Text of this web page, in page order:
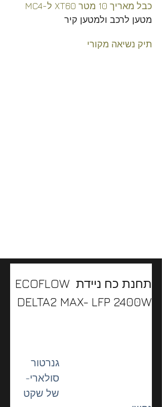
כבל מאריך 10 מטר XT60 ל-MC4
מטען לרכב ולמטען קיר
תיק נשיאה מקורי
תחנת כח ניידת ECOFLOW
DELTA2 MAX- LFP 2400W
גנרטור
סולארי-
של שקט